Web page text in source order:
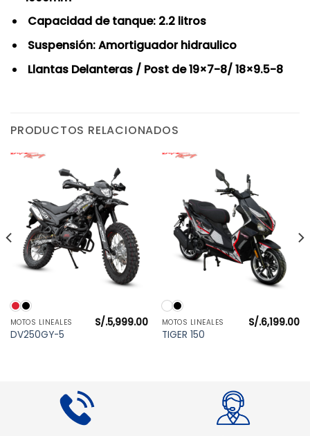
Capacidad de tanque: 2.2 litros
Suspensión: Amortiguador hidraulico
Llantas Delanteras / Post de 19×7-8/ 18×9.5-8
PRODUCTOS RELACIONADOS
MOTOS LINEALES
DV250GY-5
S/.5,999.00 MOTOS LINEALES
TIGER 150
S/.6,199.00